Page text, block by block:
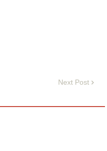
Next Post